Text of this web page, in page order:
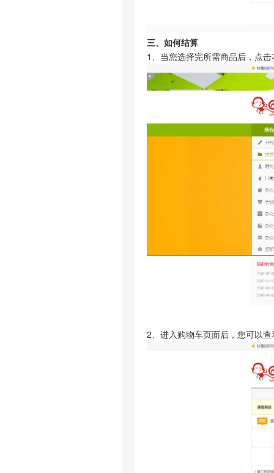
三、如何结算
1、当您选择完所需商品后，点
2、进入购物车页面后，您可以